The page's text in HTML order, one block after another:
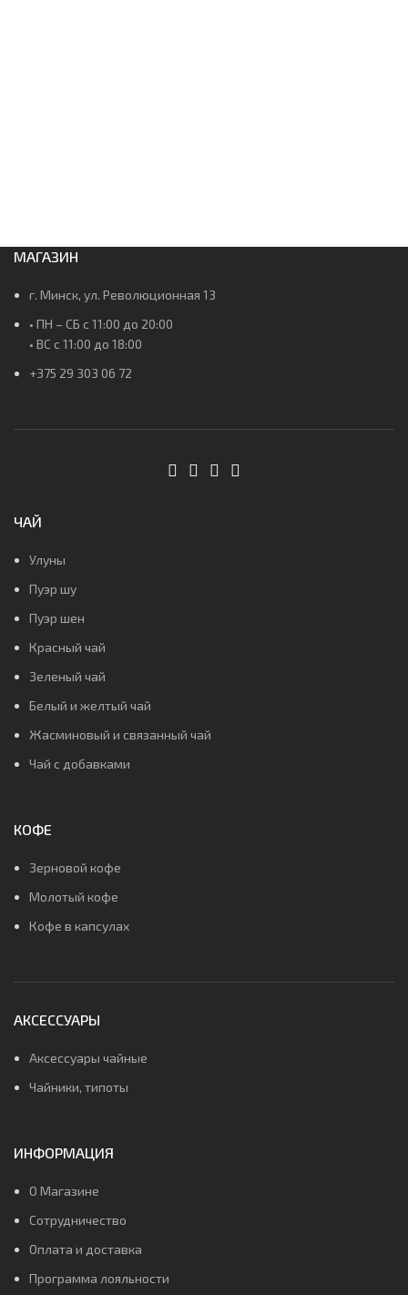
МАГАЗИН
г. Минск, ул. Революционная 13
• ПН – СБ с 11:00 до 20:00
• ВС c 11:00 до 18:00
+375 29 303 06 72
ЧАЙ
Улуны
Пуэр шу
Пуэр шен
Красный чай
Зеленый чай
Белый и желтый чай
Жасминовый и связанный чай
Чай с добавками
КОФЕ
Зерновой кофе
Молотый кофе
Кофе в капсулах
АКСЕССУАРЫ
Аксессуары чайные
Чайники, типоты
ИНФОРМАЦИЯ
О Магазине
Сотрудничество
Оплата и доставка
Программа лояльности